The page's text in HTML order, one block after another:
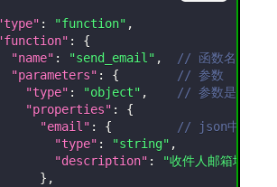
: "function" ,
:
{
"name" : "send_email" ,
// 函数名
"parameters" : {
// 参数
"type" : "object" ,
// 参数是个json
"properties" :
{
"email" : {
// json中email
"type" : "string" ,
"description" :
"收件人邮箱地址"
} ,